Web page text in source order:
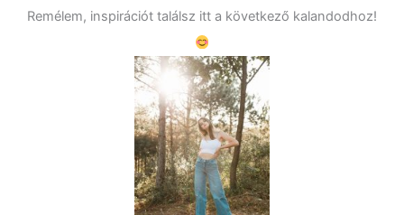
Remélem, inspirációt találsz itt a következő kalandodhoz!